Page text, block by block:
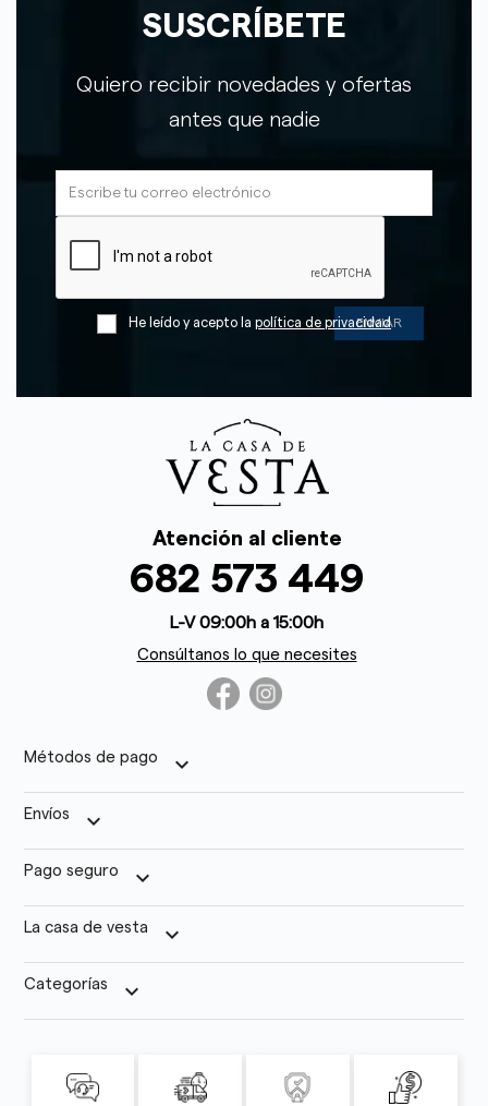
SUSCRÍBETE
Quiero recibir novedades y ofertas
antes que nadie
He leído y acepto la política de privacidad
Atención al cliente
682 573 449
L-V 09:00h a 15:00h
Consúltanos lo que necesites
Métodos de pago keyboard_arrow_down
Envíos keyboard_arrow_down
Pago seguro keyboard_arrow_down
La casa de vesta keyboard_arrow_down
Categorías keyboard_arrow_down